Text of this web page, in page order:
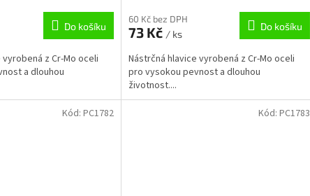
Do košíku
z Cr-Mo oceli
a dlouhou
60 Kč bez DPH
73 Kč / ks
Do košíku
Nástrčná hlavice vyrobená z Cr-Mo oceli
pro vysokou pevnost a dlouhou
životnost....
Kód: PC1782 Kód: PC1783